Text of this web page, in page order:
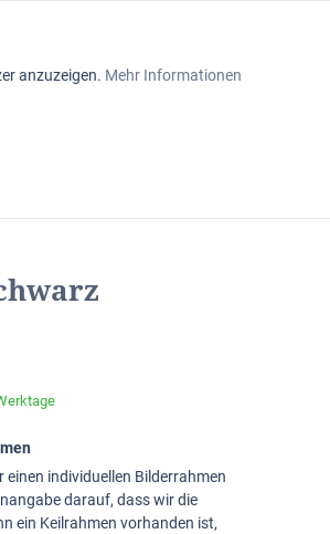
individuellen Bilderrahmen
darauf, dass wir die
ein Keilrahmen vorhanden ist,
anzuzeigen. Mehr Informationen